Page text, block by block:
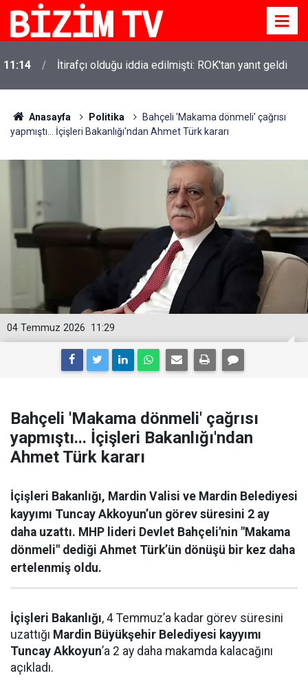
11:14 İtirafçı olduğu iddia edilmişti: ROK'tan yanıt geldi
Anasayfa Politika
Bahçeli 'Makama dönmeli' çağrısı
yapmıştı... İçişleri Bakanlığı'ndan Ahmet Türk kararı
11:29
04 Temmuz 2026
Bahçeli 'Makama dönmeli' çağrısı
yapmıştı... İçişleri Bakanlığı'ndan
Ahmet Türk kararı
İçişleri Bakanlığı, Mardin Valisi ve Mardin Belediyesi
kayyımı Tuncay Akkoyun’un görev süresini 2 ay
daha uzattı. MHP lideri Devlet Bahçeli'nin "Makama
dönmeli" dediği Ahmet Türk’ün dönüşü bir kez daha
ertelenmiş oldu.
İçişleri Bakanlığı, 4 Temmuz’a kadar görev süresini
uzattığı Mardin Büyükşehir Belediyesi kayyımı
Tuncay Akkoyun’a 2 ay daha makamda kalacağını
açıkladı.